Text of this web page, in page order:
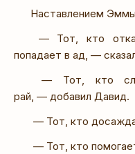
Наставлением
— Тот, кто
попадает в ад, —
— Тот, кто
рай, — добавил Давид.
— Тот, кто
— Тот, кто